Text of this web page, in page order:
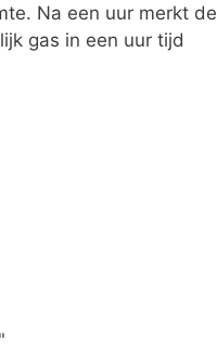
Na een uur merkt de
gas in een uur tijd